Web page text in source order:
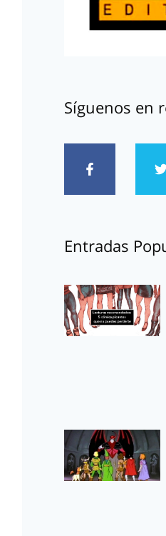
Síguenos en
Entradas